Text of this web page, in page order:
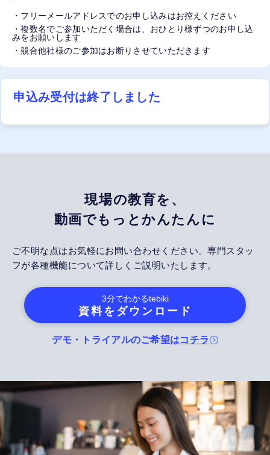
・フリーメールアドレスでのお申し込みはお控えください
・複数名でご参加いただく場合は、おひとり様ずつのお申し込
みをお願いします
・競合他社様のご参加はお断りさせていただきます
申込み受付は終了しました
現場の教育を、
動画でもっとかんたんに
ご不明な点はお気軽にお問い合わせください。専門スタッ
フが各種機能について詳しくご説明いたします。
3分でわかるtebiki
資料をダウンロード
デモ・トライアルのご希望はコチラ